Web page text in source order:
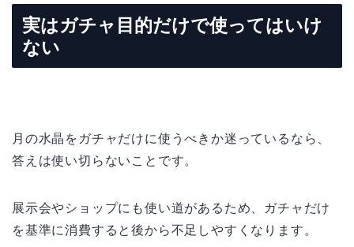
実はガチャ目的だけで使ってはいけ
ない
月の水晶をガチャだけに使うべきか迷っているなら、
答えは使い切らないことです。
展示会やショップにも使い道があるため、ガチャだけ
を基準に消費すると後から不足しやすくなります。